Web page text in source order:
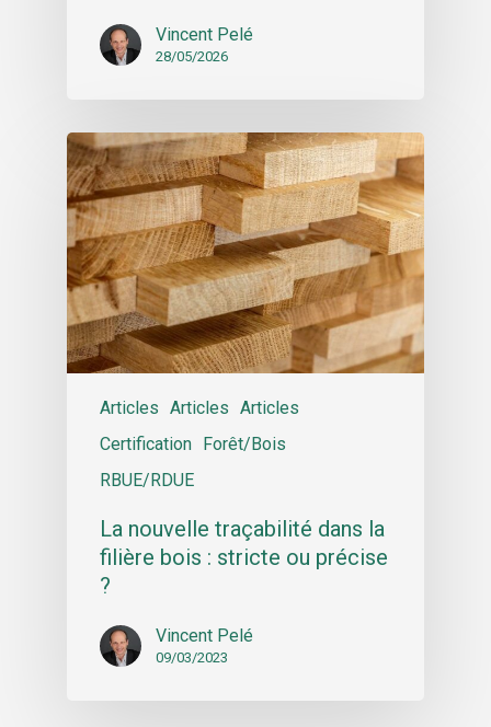
Vincent Pelé
28/05/2026
Articles Articles Articles
Certification Forêt/Bois
RBUE/RDUE
La nouvelle traçabilité dans la
filière bois : stricte ou précise
?
Vincent Pelé
09/03/2023